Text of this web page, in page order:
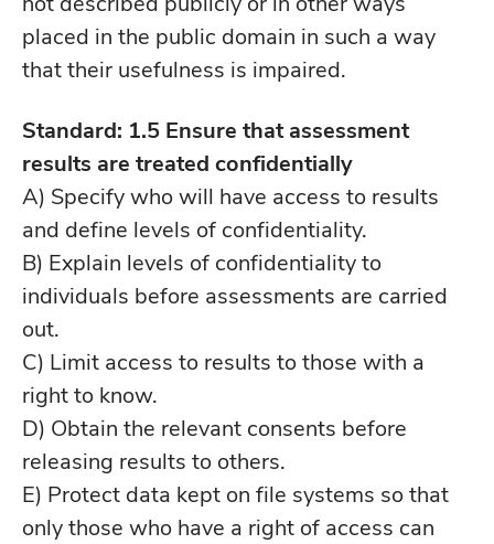
placed in the public domain in such a way
that their usefulness is impaired.
Standard: 1.5 Ensure that assessment
results are treated confidentially
A) Specify who will have access to results
and define levels of confidentiality.
B) Explain levels of confidentiality to
individuals before assessments are carried
out.
C) Limit access to results to those with a
right to know.
D) Obtain the relevant consents before
releasing results to others.
E) Protect data kept on file systems so that
only those who have a right of access can